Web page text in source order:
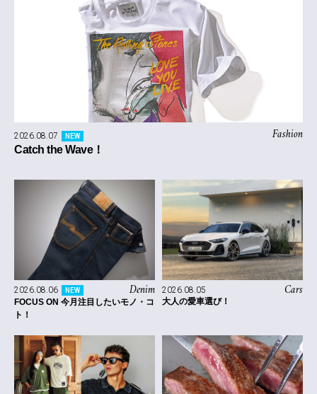
Fashion
2026.08.07 NEW
Catch the Wave！
Denim
2026.08.06 NEW
FOCUS ON 今月注目したいモノ・コ
ト！
Cars
2026.08.05
大人の愛車選び！